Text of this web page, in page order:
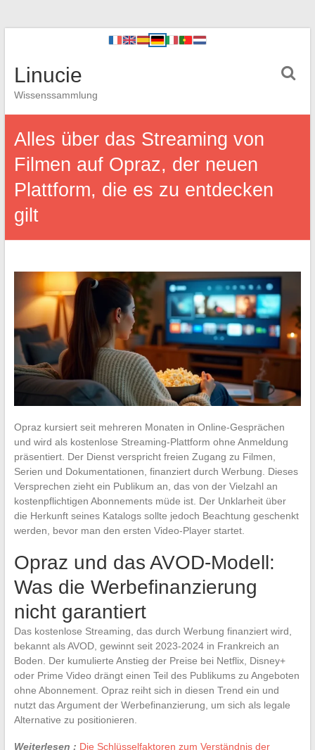
Linucie
Wissenssammlung
Alles über das Streaming von
Filmen auf Opraz, der neuen
Plattform, die es zu entdecken
gilt
Opraz kursiert seit mehreren Monaten in Online-Gesprächen
und wird als kostenlose Streaming-Plattform ohne Anmeldung
präsentiert. Der Dienst verspricht freien Zugang zu Filmen,
Serien und Dokumentationen, finanziert durch Werbung. Dieses
Versprechen zieht ein Publikum an, das von der Vielzahl an
kostenpflichtigen Abonnements müde ist. Der Unklarheit über
die Herkunft seines Katalogs sollte jedoch Beachtung geschenkt
werden, bevor man den ersten Video-Player startet.
Opraz und das AVOD-Modell:
Was die Werbefinanzierung
nicht garantiert
Das kostenlose Streaming, das durch Werbung finanziert wird,
bekannt als AVOD, gewinnt seit 2023-2024 in Frankreich an
Boden. Der kumulierte Anstieg der Preise bei Netflix, Disney+
oder Prime Video drängt einen Teil des Publikums zu Angeboten
ohne Abonnement. Opraz reiht sich in diesen Trend ein und
nutzt das Argument der Werbefinanzierung, um sich als legale
Alternative zu positionieren.
Weiterlesen : Die Schlüsselfaktoren zum Verständnis der